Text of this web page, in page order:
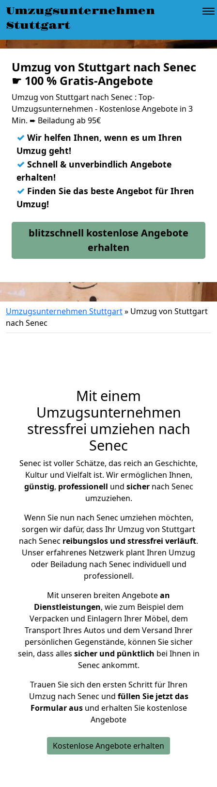
Umzugsunternehmen
Stuttgart
Umzug von Stuttgart nach Senec
☛ 100 % Gratis-Angebote
Umzug von Stuttgart nach Senec : Top-
Umzugsunternehmen - Kostenlose Angebote in 3
Min. ➨ Beiladung ab 95€
✓ Wir helfen Ihnen, wenn es um Ihren
Umzug geht!
✓ Schnell & unverbindlich Angebote
erhalten!
✓ Finden Sie das beste Angebot für Ihren
Umzug!
blitzschnell kostenlose Angebote
erhalten
Umzugsunternehmen Stuttgart» Umzug von Stuttgart
nach Senec
Mit einem
Umzugsunternehmen
stressfrei umziehen nach
Senec
Senec ist voller Schätze, das reich an Geschichte,
Kultur und Vielfalt ist. Wir ermöglichen Ihnen,
günstig, professionell und sichernach Senec
umzuziehen.
Wenn Sie nun nach Senec umziehen möchten,
sorgen wir dafür, dass Ihr Umzug von Stuttgart
nach Senec reibungslos und stressfrei verläuft.
Unser erfahrenes Netzwerk plant Ihren Umzug
oder Beiladung nach Senec individuell und
professionell.
Mit unseren breiten Angebotean
Dienstleistungen, wie zum Beispiel dem
Verpacken und Einlagern Ihrer Möbel, dem
Transport Ihres Autos und dem Versand Ihrer
persönlichen Gegenstände, können Sie sicher
sein, dass alles sicher und pünktlich bei Ihnen in
Senec ankommt.
Trauen Sie sich den ersten Schritt für Ihren
Umzug nach Senec und füllen Sie jetzt das
Formular ausund erhalten Sie kostenlose
Angebote
Kostenlose Angebote erhalten